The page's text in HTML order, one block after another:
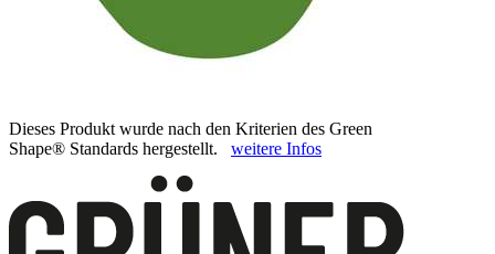
Dieses Produkt wurde nach den Kriterien des Green
Shape® Standards hergestellt. weitere Infos